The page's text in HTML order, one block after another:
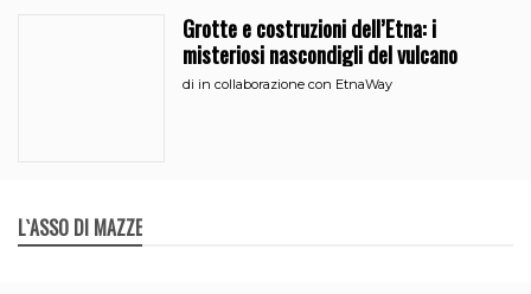
Grotte e costruzioni dell’Etna: i
misteriosi nascondigli del vulcano
di in collaborazione con EtnaWay
L`ASSO DI MAZZE